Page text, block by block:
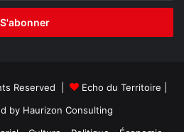
Reserved | Echo du Territoire
by Haurizon Consulting